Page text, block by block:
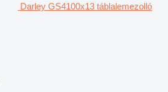
Darley GS4100x13 táblalemezolló